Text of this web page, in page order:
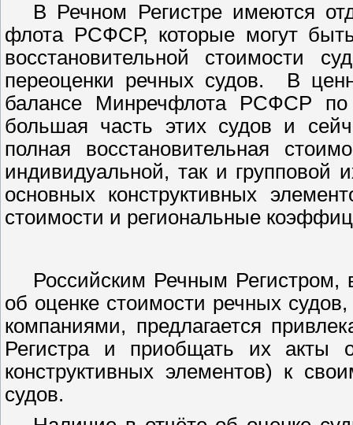
В Речном Регистре имеются
флота РСФСР, которые могут
восстановительной стоимости
переоценки речных судов.
В
балансе Минречфлота РСФСР
большая часть этих судов и
полная восстановительная
индивидуальной, так и групповой
основных конструктивных
стоимости и региональные
Российским Речным Регистром,
об оценке стоимости речных
компаниями, предлагается
Регистра и приобщать их акты
конструктивных элементов) к
судов.